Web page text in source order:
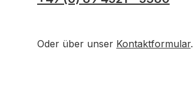
Oder über unser Kontaktformular.